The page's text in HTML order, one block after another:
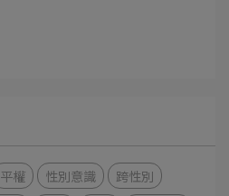
平權 性別意識
跨性別